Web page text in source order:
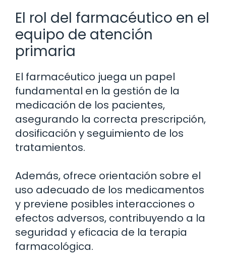
El rol del farmacéutico en el
equipo de atención
primaria
El farmacéutico juega un papel
fundamental en la gestión de la
medicación de los pacientes,
asegurando la correcta prescripción,
dosificación y seguimiento de los
tratamientos.
Además, ofrece orientación sobre el
uso adecuado de los medicamentos
y previene posibles interacciones o
efectos adversos, contribuyendo a la
seguridad y eficacia de la terapia
farmacológica.